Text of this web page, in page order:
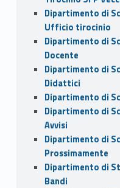
Dipartimento di
Ufficio tirocinio
Dipartimento di
Docente
Dipartimento di
Didattici
Dipartimento di
Dipartimento di
Avvisi
Dipartimento di
Prossimamente
Dipartimento di
Bandi